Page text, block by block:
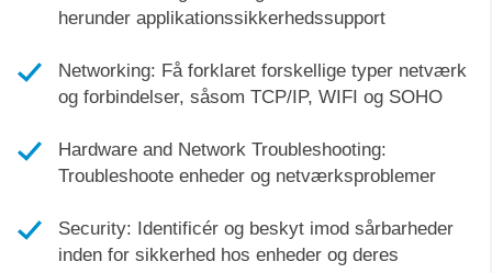
herunder applikationssikkerhedssupport
Networking: Få forklaret forskellige typer netværk
og forbindelser, såsom TCP/IP, WIFI og SOHO
Hardware and Network Troubleshooting:
Troubleshoote enheder og netværksproblemer
Security: Identificér og beskyt imod sårbarheder
inden for sikkerhed hos enheder og deres